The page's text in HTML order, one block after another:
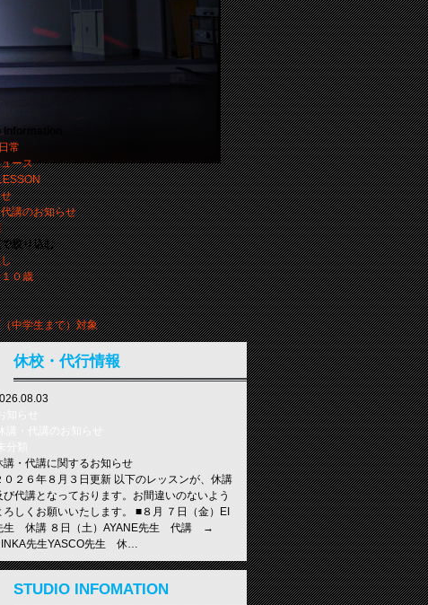
常
ース
講のお知らせ
絞り込む
０歳
中学生まで）対象
休校・代行情報
お知らせ
休講・代講のお知らせ
講・代講に関するお知らせ
０２６年８月３日更新 以下のレッスンが、休講
び代講となっております。お間違いのないよう
ろしくお願いいたします。 ■８月 ７日（金）EI
生 休講 ８日（土）AYANE先生 代講 →
先生YASCO先生 休…
お知らせ
STUDIO INFOMATION